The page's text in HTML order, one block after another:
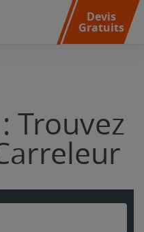
Devis
Gratuits
Trouvez